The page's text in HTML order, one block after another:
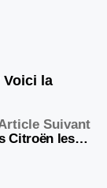
Voici la
Suivant
Les moteurs Citroën les plus fiables : lesquels choisir en toute confiance ?